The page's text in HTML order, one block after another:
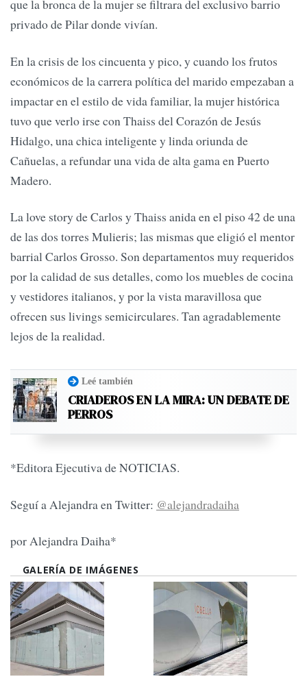
que la bronca de la mujer se filtrara del exclusivo barrio
privado de Pilar donde vivían.
En la crisis de los cincuenta y pico, y cuando los frutos
económicos de la carrera política del marido empezaban a
impactar en el estilo de vida familiar, la mujer histórica
tuvo que verlo irse con Thaiss del Corazón de Jesús
Hidalgo, una chica inteligente y linda oriunda de
Cañuelas, a refundar una vida de alta gama en Puerto
Madero.
La love story de Carlos y Thaiss anida en el piso 42 de una
de las dos torres Mulieris; las mismas que eligió el mentor
barrial Carlos Grosso. Son departamentos muy requeridos
por la calidad de sus detalles, como los muebles de cocina
y vestidores italianos, y por la vista maravillosa que
ofrecen sus livings semicirculares. Tan agradablemente
lejos de la realidad.
Leé también
CRIADEROS EN LA MIRA: UN DEBATE DE
PERROS
*Editora Ejecutiva de NOTICIAS.
Seguí a Alejandra en Twitter: @alejandradaiha
por Alejandra Daiha*
GALERÍA DE IMÁGENES